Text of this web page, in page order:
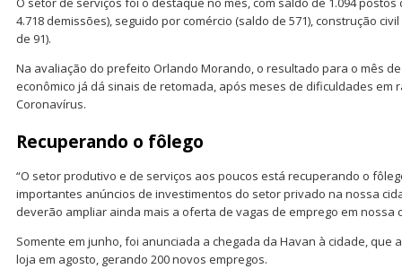
4.718 demissões), seguido por comércio (saldo de 571), construção
de 91).
Na avaliação do prefeito Orlando Morando, o resultado para o mês
econômico já dá sinais de retomada, após meses de dificuldades em
Coronavírus.
Recuperando o fôlego
“O setor produtivo e de serviços aos poucos está recuperando o
importantes anúncios de investimentos do setor privado na nossa
deverão ampliar ainda mais a oferta de vagas de emprego em nossa
Somente em junho, foi anunciada a chegada da Havan à cidade, que
loja em agosto, gerando 200 novos empregos.